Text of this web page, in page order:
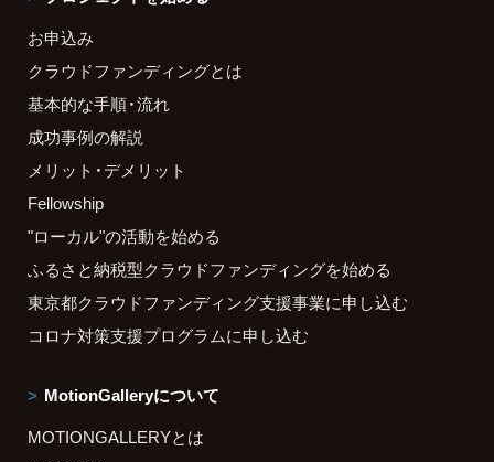
お申込み
クラウドファンディングとは
基本的な手順・流れ
成功事例の解説
メリット・デメリット
Fellowship
"ローカル"の活動を始める
ふるさと納税型クラウドファンディングを始める
東京都クラウドファンディング支援事業に申し込む
コロナ対策支援プログラムに申し込む
MotionGalleryについて
MOTIONGALLERYとは